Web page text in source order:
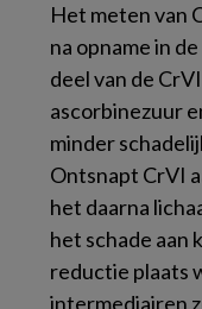
Het meten van
na opname in
deel van de
ascorbinezuur
minder
Ontsnapt CrVI
het daarna
het schade aan
reductie plaats
intermediairen